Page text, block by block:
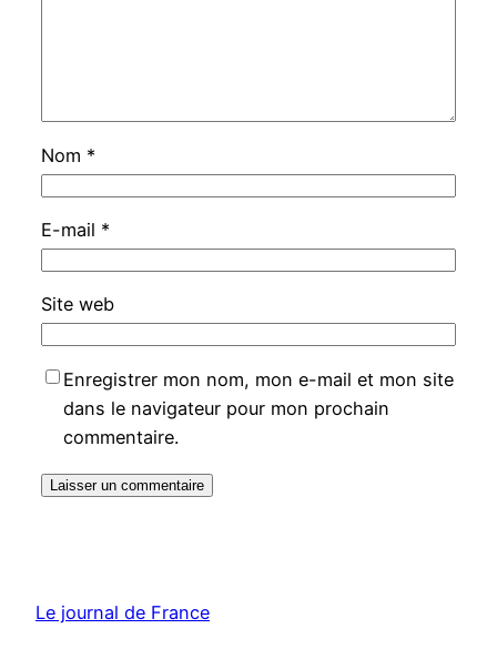
Nom *
E-mail *
Site web
Enregistrer mon nom, mon e-mail et mon site
dans le navigateur pour mon prochain
commentaire.
Le journal de France